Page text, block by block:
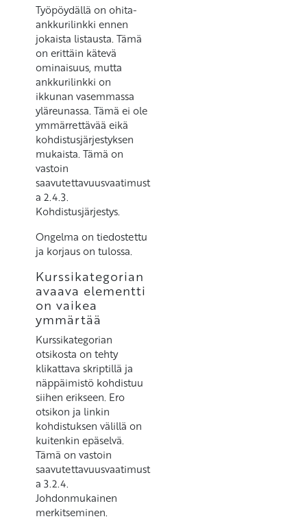
Työpöydällä on ohita-
ankkurilinkki ennen
jokaista listausta. Tämä
on erittäin kätevä
ominaisuus, mutta
ankkurilinkki on
ikkunan vasemmassa
yläreunassa. Tämä ei ole
ymmärrettävää eikä
kohdistusjärjestyksen
mukaista. Tämä on
vastoin
saavutettavuusvaatimust
a 2.4.3.
Kohdistusjärjestys.
Ongelma on tiedostettu
ja korjaus on tulossa.
Kurssikategorian
avaava elementti
on vaikea
ymmärtää
Kurssikategorian
otsikosta on tehty
klikattava skriptillä ja
näppäimistö kohdistuu
siihen erikseen. Ero
otsikon ja linkin
kohdistuksen välillä on
kuitenkin epäselvä.
Tämä on vastoin
saavutettavuusvaatimust
a 3.2.4.
Johdonmukainen
merkitseminen.